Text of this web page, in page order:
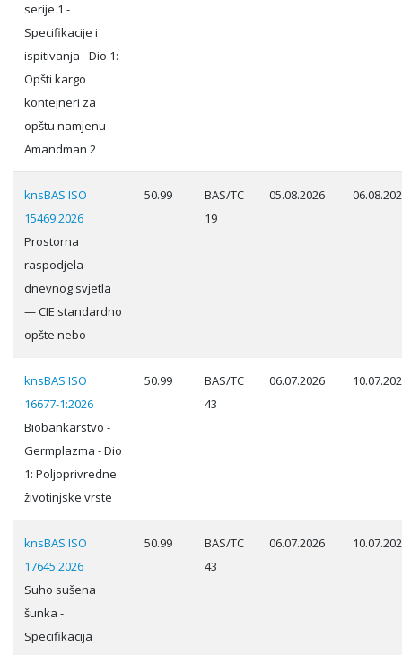
serije 1 -
Specifikacije i
ispitivanja - Dio 1:
Opšti kargo
kontejneri za
opštu namjenu -
Amandman 2
knsBAS ISO
15469:2026
Prostorna
raspodjela
dnevnog svjetla
— CIE standardno
opšte nebo
50.99
BAS/TC
19
05.08.2026
knsBAS ISO
16677-1:2026
Biobankarstvo -
Germplazma - Dio
1: Poljoprivredne
životinjske vrste
50.99
BAS/TC
43
06.07.2026
knsBAS ISO
17645:2026
Suho sušena
šunka -
Specifikacija
50.99
BAS/TC
43
06.07.2026